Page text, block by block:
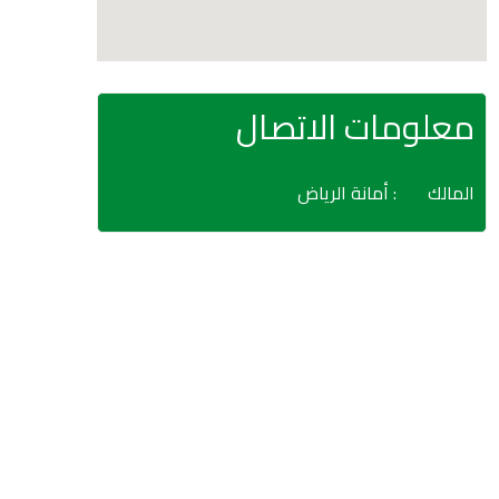
معلومات الاتصال
المالك : أمانة الرياض